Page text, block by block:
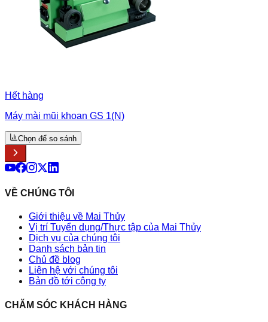
Hết hàng
Máy mài mũi khoan GS 1(N)
Chọn để so sánh
VỀ CHÚNG TÔI
Giới thiệu về Mai Thủy
Vị trí Tuyển dụng/Thực tập của Mai Thủy
Dịch vụ của chúng tôi
Danh sách bản tin
Chủ đề blog
Liên hệ với chúng tôi
Bản đồ tới công ty
CHĂM SÓC KHÁCH HÀNG